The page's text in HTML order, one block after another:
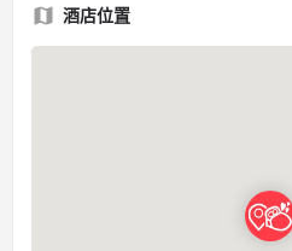
酒店位置